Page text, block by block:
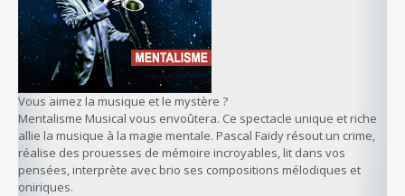
Vous aimez la musique et le mystère ?
Mentalisme Musical vous envoûtera. Ce spectacle unique et riche
allie la musique à la magie mentale. Pascal Faidy résout un crime,
réalise des prouesses de mémoire incroyables, lit dans vos
pensées, interprète avec brio ses compositions mélodiques et
oniriques.